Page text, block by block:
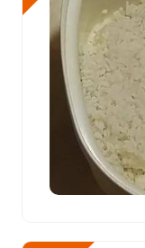
Йод
Кобальт
Литий
Марганец